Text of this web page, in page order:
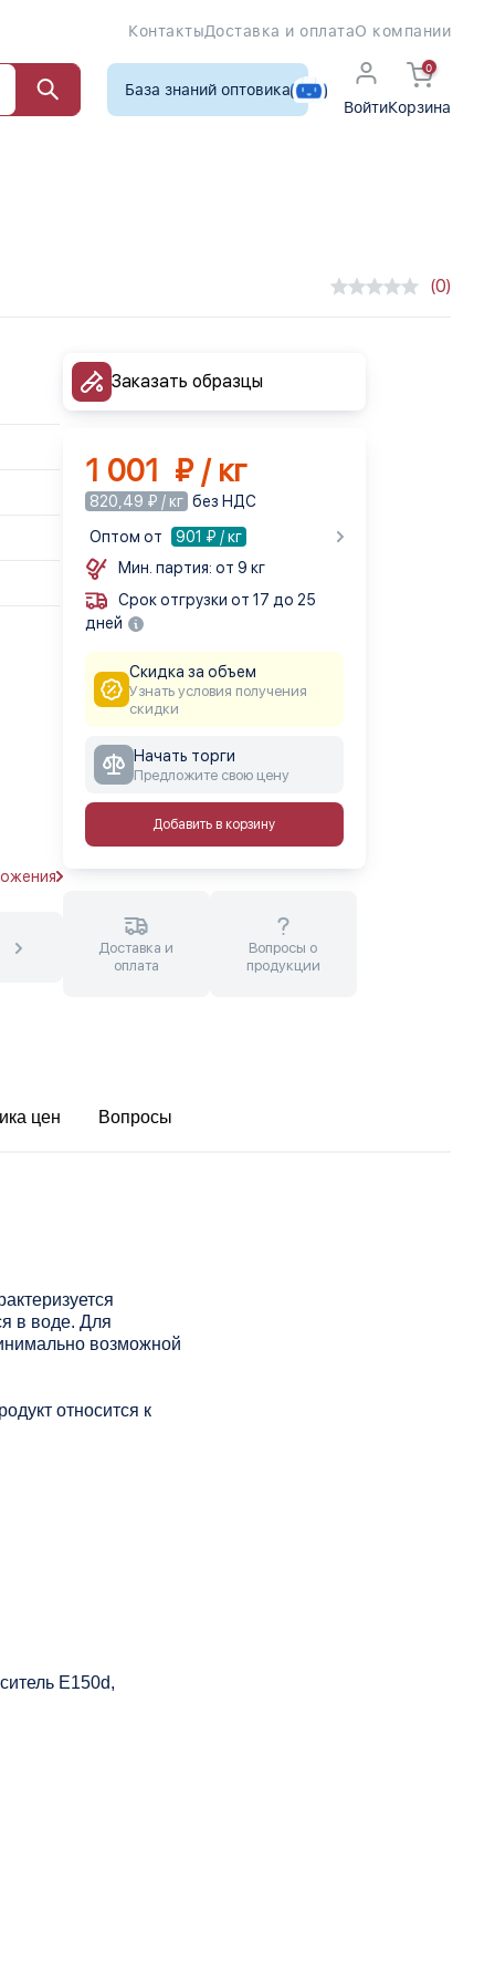
КонтактыДоставка и оплатаО компании
База знаний оптовика
Войти
0
Корзина
(0)
Заказать образцы
1 001 ₽ / кг
820,49 ₽ / кг без НДС
Оптом от
901 ₽ / кг
Мин. партия: от 9 кг
Срок отгрузки от 17 до 25
дней
Скидка за объем
Узнать условия получения
скидки
Начать торги
Предложите свою цену
Добавить в корзину
Доставка и
оплата
Вопросы о
продукции
цен Вопросы
в воде. Для
возможной
относится к
Е150d,